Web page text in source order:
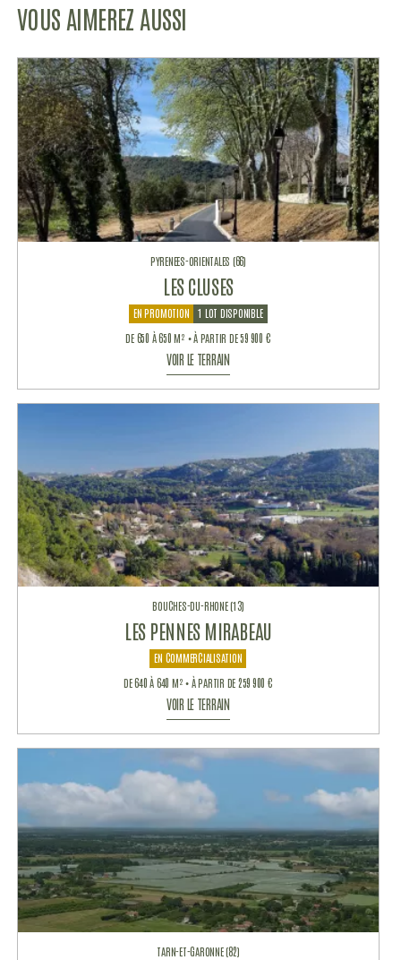
VOUS AIMEREZ AUSSI
PYRENEES-ORIENTALES (66)
LES CLUSES
EN PROMOTION
1 LOT DISPONIBLE
DE 650 À 650 M² • À PARTIR DE 59 900 €
VOIR LE TERRAIN
BOUCHES-DU-RHONE (13)
LES PENNES MIRABEAU
EN COMMERCIALISATION
DE 640 À 640 M² • À PARTIR DE 259 900 €
VOIR LE TERRAIN
TARN-ET-GARONNE (82)